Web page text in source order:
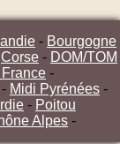
- Bourgogne
Corse - DOM/TOM
France -
- Midi Pyrénées -
- Poitou
Alpes -